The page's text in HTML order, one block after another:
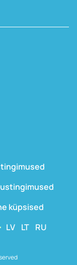
küpsised
LV LT RU